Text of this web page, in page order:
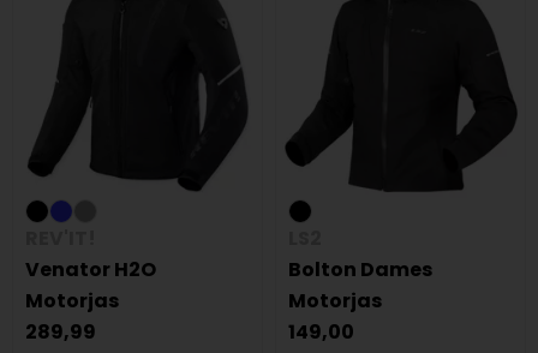
Venator H2O
Motorjas
289,99
Bolton Dames
Motorjas
149,00